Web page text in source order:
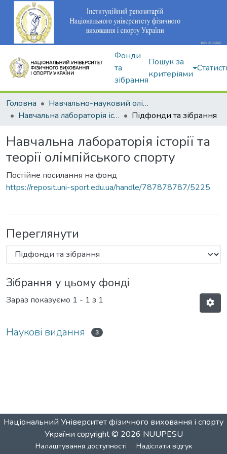
Фонди
та
зібрання
Пошук за
критеріями
Головна
Навчально-науковий олімпійський інститут
Навчальна лабораторія історії та теорії олімпійського спорту
Підфонди та зібрання
Навчальна лабораторія історії та
теорії олімпійського спорту
Постійне посилання на фонд
https://reposit.uni-sport.edu.ua/handle/787878787/5225
Переглянути
Зібрання у цьому фонді
Зараз показуємо 1 - 1 з 1
Наукові видання 3
Національний Університет фізичного виховання і спорту
України copyright © 2026 NUUPESU
Налаштування доступності Надіслати відгук